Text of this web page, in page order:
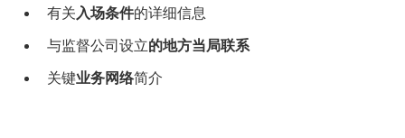
有关入场条件的详细信息
与监督公司设立的地方当局联系
关键业务网络简介